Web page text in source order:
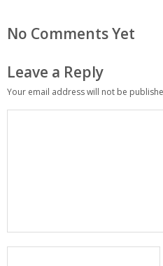
No Comments Yet
Leave a Reply
Your email address will not be